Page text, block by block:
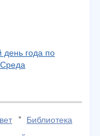
года по
Библиотека